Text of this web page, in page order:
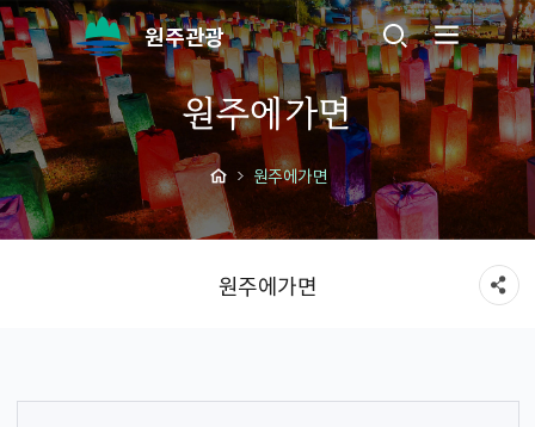
원주관광
원주에가면
원주에가면
원주에가면